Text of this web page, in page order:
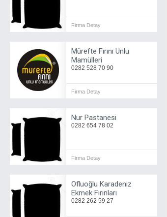
Firma Detay
Mürefte Fırını Unlu
Mamülleri
0282 528 70 90
Firma Detay
Nur Pastanesi
0282 654 78 02
Firma Detay
Ofluoğlu Karadeniz
Ekmek Fırınları
0282 262 59 27